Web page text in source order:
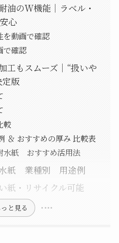
油のW機能｜ラベル・
心
を動画で確認
で確認
工もスムーズ｜“扱いや
版
較
＆ おすすめの厚み 比較表
水紙 おすすめ活用法
水紙 業種別 用途例
紙・リサイクル可能
っと見る